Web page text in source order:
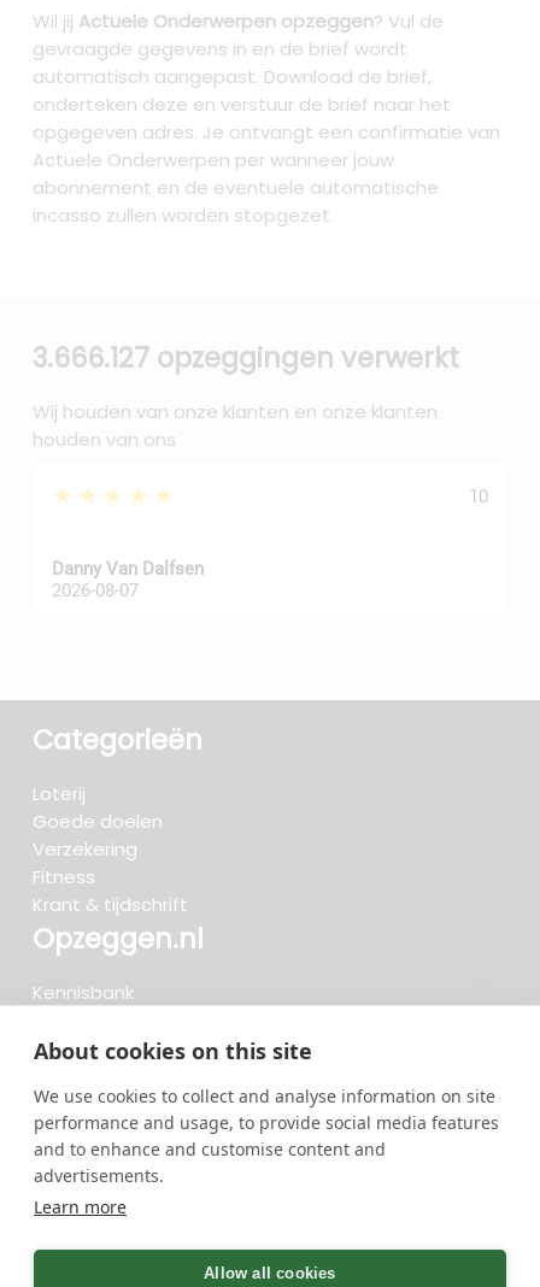
About cookies on this site
We use cookies to collect and analyse information on site
performance and usage, to provide social media features
and to enhance and customise content and
advertisements.
Learn more
Allow all cookies
Wil jij Actuele Onderwerpen opzeggen? Vul de
gevraagde gegevens in en de brief wordt
automatisch aangepast. Download de brief,
onderteken deze en verstuur de brief naar het
opgegeven adres. Je ontvangt een confirmatie van
Actuele Onderwerpen per wanneer jouw
abonnement en de eventuele automatische
incasso zullen worden stopgezet.
3.666.127 opzeggingen verwerkt
Wij houden van onze klanten en onze klanten
houden van ons
★★★★★ 10
Danny Van Dalfsen
2026-08-07
Categorieën
Loterij
Goede doelen
Verzekering
Fitness
Krant & tijdschrift
Opzeggen.nl
Kennisbank
Beoordelingen
Meteen opzeggen
722 opzeggingen afgelopen 30 dagen - 3.666.127